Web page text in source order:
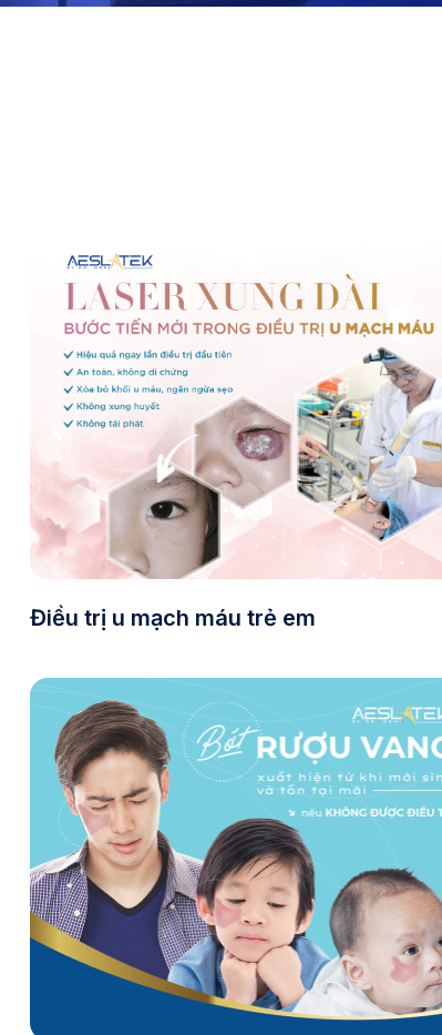
Điều trị u mạch máu trẻ em